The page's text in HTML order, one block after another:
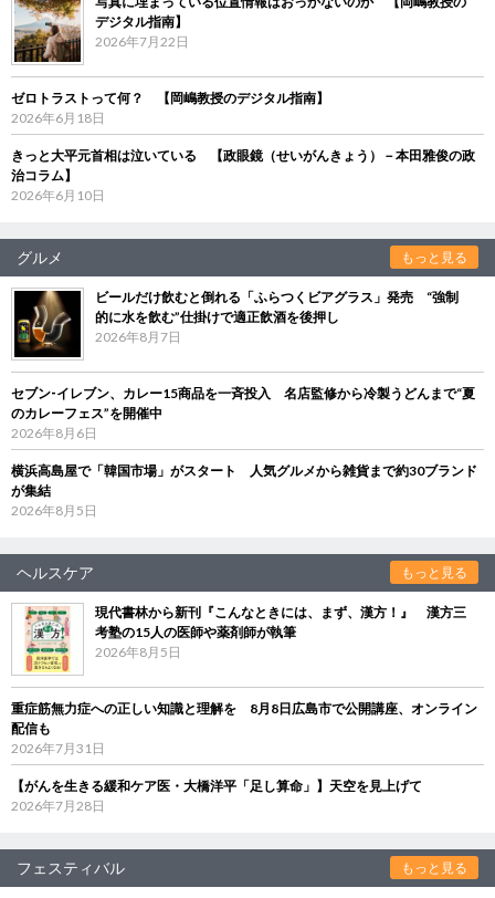
デジタル指南】
2026年7月22日
ゼロトラストって何？ 【岡嶋教授のデジタル指南】
2026年6月18日
きっと大平元首相は泣いている 【政眼鏡（せいがんきょう）－本田雅俊の政
治コラム】
2026年6月10日
グルメ もっと見る
ビールだけ飲むと倒れる「ふらつくビアグラス」発売 “強制
的に水を飲む”仕掛けで適正飲酒を後押し
2026年8月7日
セブン‐イレブン、カレー15商品を一斉投入 名店監修から冷製うどんまで“夏
のカレーフェス”を開催中
2026年8月6日
横浜高島屋で「韓国市場」がスタート 人気グルメから雑貨まで約30ブランド
が集結
2026年8月5日
ヘルスケア もっと見る
現代書林から新刊『こんなときには、まず、漢方！』 漢方三
考塾の15人の医師や薬剤師が執筆
2026年8月5日
重症筋無力症への正しい知識と理解を 8月8日広島市で公開講座、オンライン
配信も
2026年7月31日
【がんを生きる緩和ケア医・大橋洋平「足し算命」】天空を見上げて
2026年7月28日
フェスティバル もっと見る